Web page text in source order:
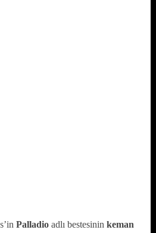
Palladioadlı bestesinin keman